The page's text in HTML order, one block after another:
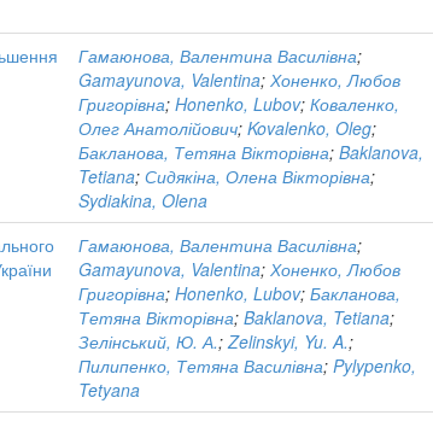
Гамаюнова, Валентина Василівна;
Gamayunova, Valentina;Хоненко, Любов
Григорівна;Honenko, Lubov;Коваленко,
Олег Анатолійович;Kovalenko, Oleg;
Бакланова, Тетяна Вікторівна;Baklanova,
Tetiana;Сидякіна, Олена Вікторівна;
Sydiakina, Olena
Гамаюнова, Валентина Василівна;
Gamayunova, Valentina;Хоненко, Любов
Григорівна;Honenko, Lubov;Бакланова,
Тетяна Вікторівна;Baklanova, Tetiana;
Зелінський, Ю. А.;Zelinskyi, Yu. A.;
Пилипенко, Тетяна Василівна;Pylypenko,
Tetyana